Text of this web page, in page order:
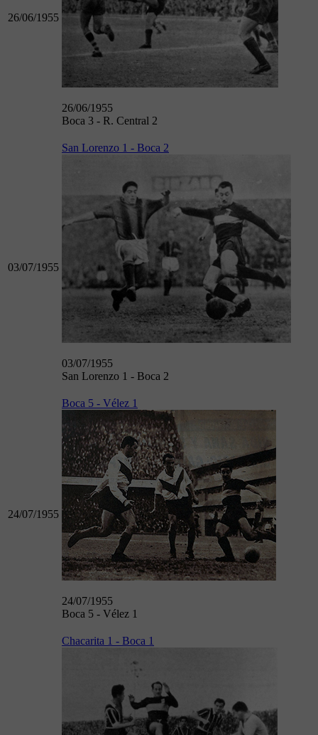
26/06/1955
26/06/1955
Boca 3 - R. Central 2
03/07/1955
San Lorenzo 1 - Boca 2
03/07/1955
San Lorenzo 1 - Boca 2
24/07/1955
Boca 5 - Vélez 1
24/07/1955
Boca 5 - Vélez 1
Chacarita 1 - Boca 1